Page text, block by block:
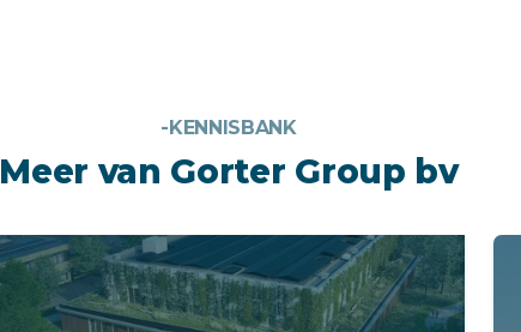
-KENNISBANK
Meer van Gorter Group bv